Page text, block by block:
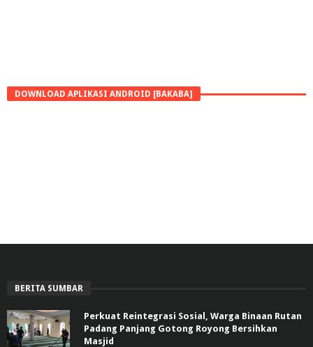
DOWNLOAD APLIKASI ANDROID [BAKABA]
BERITA SUMBAR
Perkuat Reintegrasi Sosial, Warga Binaan Rutan
Padang Panjang Gotong Royong Bersihkan
Masjid